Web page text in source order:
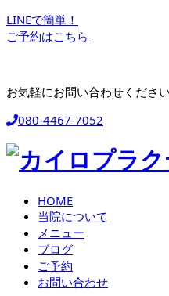
LINEで簡単！
ご予約はこちら
お気軽にお問い合わせください
080-4467-7052
HOME
当院について
メニュー
ブログ
ご予約
お問い合わせ